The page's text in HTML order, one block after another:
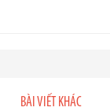
BÀI VIẾT KHÁC